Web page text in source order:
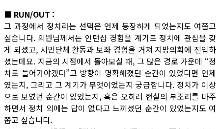
■ RUN/OUT :
그 과정에서 정치라는 선택은 언제 등장하게 되었는지도 여쭙고
싶습니다. 의원님께서는 인턴십 경험을 계기로 정치에 관심을 갖
게 되셨고, 시민단체 활동과 보좌 경험을 거쳐 지방의회에 진입하
셨는데요. 지금의 시점에서 돌아보실 때, 그 많은 경로 가운데 “정
치로 들어가야겠다”고 방향이 명확해졌던 순간이 있었다면 언제
였는지, 그리고 그 계기가 무엇이었는지 궁금합니다. 정치가 이상
으로 보였던 순간이 있었는지, 혹은 오히려 현실의 부조리를 마주
하면서 정치 외에는 답이 없다고 느끼셨던 순간이 있었는지도 여
쭙고 싶습니다.